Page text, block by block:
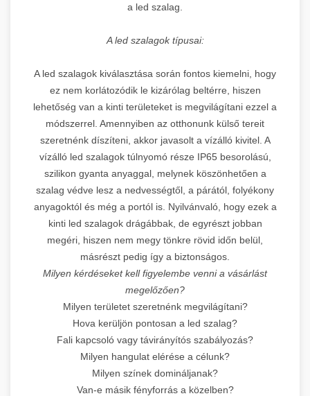
a led szalag.
A led szalagok típusai:
A led szalagok kiválasztása során fontos kiemelni, hogy
ez nem korlátozódik le kizárólag beltérre, hiszen
lehetőség van a kinti területeket is megvilágítani ezzel a
módszerrel. Amennyiben az otthonunk külső tereit
szeretnénk díszíteni, akkor javasolt a vízálló kivitel. A
vízálló led szalagok túlnyomó része IP65 besorolású,
szilikon gyanta anyaggal, melynek köszönhetően a
szalag védve lesz a nedvességtől, a párától, folyékony
anyagoktól és még a portól is. Nyilvánvaló, hogy ezek a
kinti led szalagok drágábbak, de egyrészt jobban
megéri, hiszen nem megy tönkre rövid időn belül,
másrészt pedig így a biztonságos.
Milyen kérdéseket kell figyelembe venni a vásárlást
megelőzően?
Milyen területet szeretnénk megvilágítani?
Hova kerüljön pontosan a led szalag?
Fali kapcsoló vagy távirányítós szabályozás?
Milyen hangulat elérése a célunk?
Milyen színek domináljanak?
Van-e másik fényforrás a közelben?